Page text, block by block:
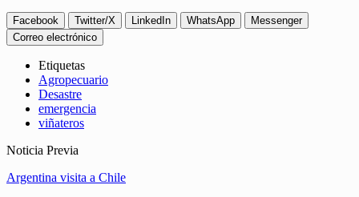
Facebook Twitter/X LinkedIn WhatsApp
Messenger
Correo electrónico
Etiquetas
Agropecuario
Desastre
emergencia
viñateros
Noticia Previa
Argentina visita a Chile